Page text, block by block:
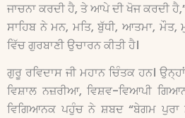
ਜਾਚਨਾ ਕਰਦੀ ਹੈ, ਤੇ ਆਪੇ ਦੀ ਖੋਜ ਕਰਦੀ
ਸਾਹਿਬ ਨੇ ਮਨ, ਮਤਿ, ਬੁੱਧੀ, ਆਤਮਾ,
ਵਿੱਚ ਗੁਰਬਾਣੀ ਉਚਾਰਨ ਕੀਤੀ ਹੈ।
ਗੁਰੂ ਰਵਿਦਾਸ ਜੀ ਮਹਾਨ ਚਿੰਤਕ ਹਨ।
ਵਿਸ਼ਾਲ ਨਜ਼ਰੀਆ, ਵਿਸ਼ਵ-ਵਿਆਪੀ
ਵਿਗਿਆਨਕ ਪਹੁੰਚ ਨੇ ਸ਼ਬਦ “ਬੇਗਮ ਪੁਰਾ